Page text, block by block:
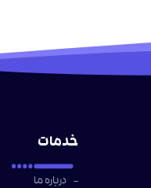
خدمات
درباره ما